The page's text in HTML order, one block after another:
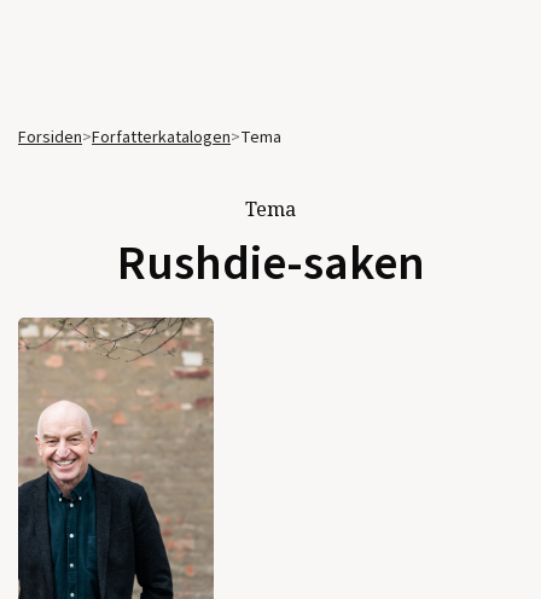
Forsiden>Forfatterkatalogen>Tema
Tema
Rushdie-saken